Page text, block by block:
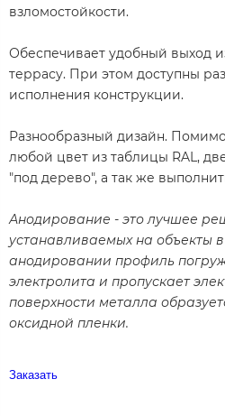
взломостойкости.
Обеспечивает удобный выход
террасу. При этом доступны
исполнения конструкции.
Разнообразный дизайн.
любой цвет из таблицы RAL,
"под дерево", а так же
Анодирование - это лучшее
устанавливаемых на объекты
анодировании профиль
электролита и пропускает
поверхности металла
оксидной пленки.
Заказать